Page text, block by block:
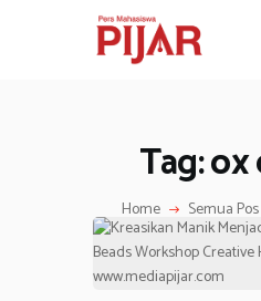
Tag:
Home Semua Pos
BERITA
ADVERTORIAL
SOSOK
GALERI
HIBURAN